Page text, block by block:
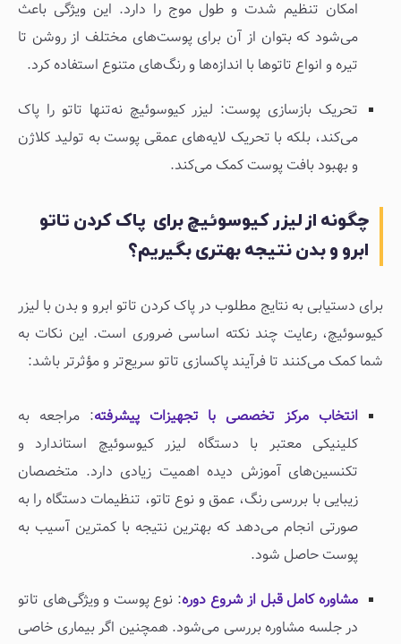
امکان تنظیم شدت و طول موج را دارد. این ویژگی باعث
می‌شود که بتوان از آن برای پوست‌های مختلف از روشن تا
تیره و انواع تاتوها با اندازه‌ها و رنگ‌های متنوع استفاده کرد.
تحریک بازسازی پوست: لیزر کیوسوئیچ نه‌تنها تاتو را پاک
می‌کند، بلکه با تحریک لایه‌های عمقی پوست به تولید کلاژن
و بهبود بافت پوست کمک می‌کند.
چگونه از لیزر کیوسوئیچ برای پاک کردن تاتو
ابرو و بدن نتیجه بهتری بگیریم؟
برای دستیابی به نتایج مطلوب در پاک کردن تاتو ابرو و بدن با لیزر
کیوسوئیچ، رعایت چند نکته اساسی ضروری است. این نکات به
شما کمک می‌کنند تا فرآیند پاکسازی تاتو سریع‌تر و مؤثرتر باشد:
انتخاب مرکز تخصصی با تجهیزات پیشرفته: مراجعه به
کلینیکی معتبر با دستگاه لیزر کیوسوئیچ استاندارد و
تکنسین‌های آموزش‌ دیده اهمیت زیادی دارد. متخصصان
زیبایی با بررسی رنگ، عمق و نوع تاتو، تنظیمات دستگاه را به‌
صورتی انجام می‌دهد که بهترین نتیجه با کمترین آسیب به
پوست حاصل شود.
مشاوره کامل قبل از شروع دوره: نوع پوست و ویژگی‌های تاتو
در جلسه مشاوره بررسی می‌شود. همچنین اگر بیماری خاصی